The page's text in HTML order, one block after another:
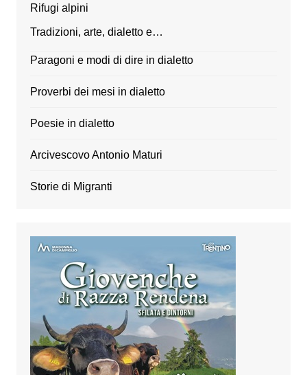
Rifugi alpini
Tradizioni, arte, dialetto e…
Paragoni e modi di dire in dialetto
Proverbi dei mesi in dialetto
Poesie in dialetto
Arcivescovo Antonio Maturi
Storie di Migranti